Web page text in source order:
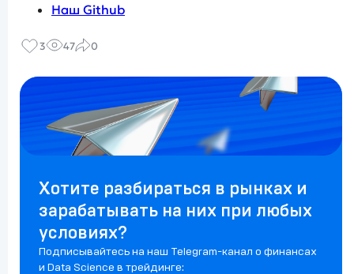
Наш Github
3 47 0
Хотите разбираться в рынках и
зарабатывать на них при любых
условиях?
Подписывайтесь на наш Telegram-канал о финансах
и Data Science в трейдинге: